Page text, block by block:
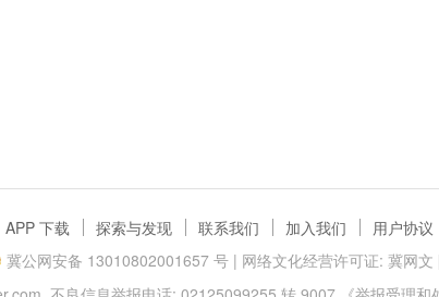
APP 下载 探索与发现 联系我们 加入我们 用户协议
冀公网安备 13010802001657 号| 网络文化经营许可证: 冀网